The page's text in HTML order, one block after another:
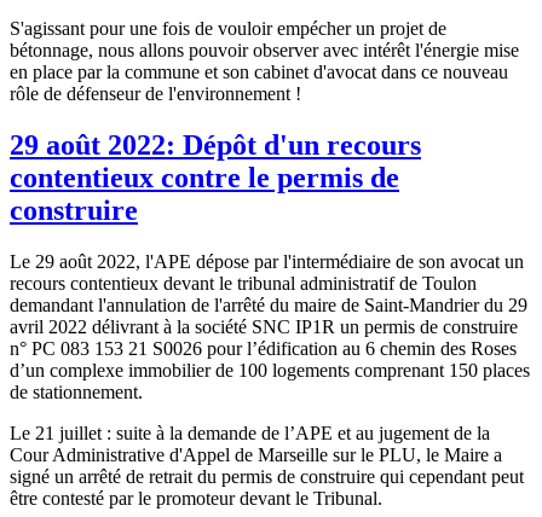
S'agissant pour une fois de vouloir empécher un projet de
bétonnage, nous allons pouvoir observer avec intérêt l'énergie mise
en place par la commune et son cabinet d'avocat dans ce nouveau
rôle de défenseur de l'environnement !
29 août 2022: Dépôt d'un recours
contentieux contre le permis de
construire
Le 29 août 2022, l'APE dépose par l'intermédiaire de son avocat un
recours contentieux devant le tribunal administratif de Toulon
demandant l'annulation de l'arrêté du maire de Saint-Mandrier du 29
avril 2022 délivrant à la société SNC IP1R un permis de construire
n° PC 083 153 21 S0026 pour l’édification au 6 chemin des Roses
d’un complexe immobilier de 100 logements comprenant 150 places
de stationnement.
Le 21 juillet : suite à la demande de l’APE et au jugement de la
Cour Administrative d'Appel de Marseille sur le PLU, le Maire a
signé un arrêté de retrait du permis de construire qui cependant peut
être contesté par le promoteur devant le Tribunal.